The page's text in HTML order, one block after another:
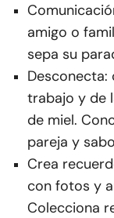
amigo o
sepa su
trabajo y de
de miel.
pareja y
Crea
con fotos y
Colecciona